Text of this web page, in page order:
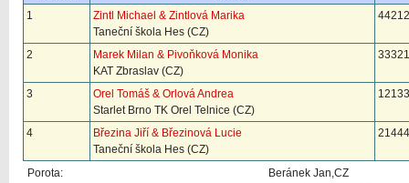
1
Zintl Michael & Zintlová Marika
Taneční škola Hes (CZ)
2
Marek Milan & Pivoňková Monika
KAT Zbraslav (CZ)
3
Orel Tomáš & Orlová Andrea
Starlet Brno TK Orel Telnice (CZ)
4
Březina Jiří & Březinová Lucie
Taneční škola Hes (CZ)
Porota:
Beránek Jan,CZ